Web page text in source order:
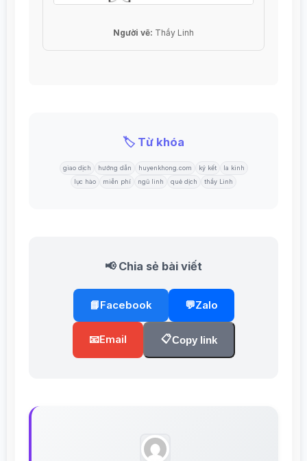
Người vẽ: Thầy Linh
🏷️ Từ khóa
giao dịch hướng dẫn huyenkhong.com ký kết
la kinh
lục hào
miễn phí ngũ linh quẻ dịch thầy Linh
📢 Chia sẻ bài viết
📘Facebook 💬Zalo
📧Email 📋Copy link